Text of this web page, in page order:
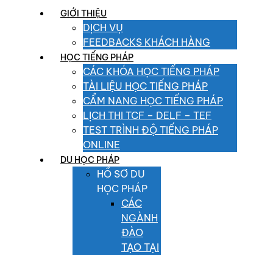
GIỚI THIỆU
DỊCH VỤ
FEEDBACKS KHÁCH HÀNG
HỌC TIẾNG PHÁP
CÁC KHÓA HỌC TIẾNG PHÁP
TÀI LIỆU HỌC TIẾNG PHÁP
CẨM NANG HỌC TIẾNG PHÁP
LỊCH THI TCF – DELF – TEF
TEST TRÌNH ĐỘ TIẾNG PHÁP
ONLINE
DU HỌC PHÁP
HỒ SƠ DU
HỌC PHÁP
CÁC
NGÀNH
ĐÀO
TẠO TẠI